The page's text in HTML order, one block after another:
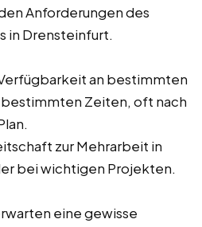
Anforderungen des
in Drensteinfurt.
an bestimmten
bestimmten Zeiten, oft nach
zur Mehrarbeit in
bei wichtigen Projekten.
eine gewisse